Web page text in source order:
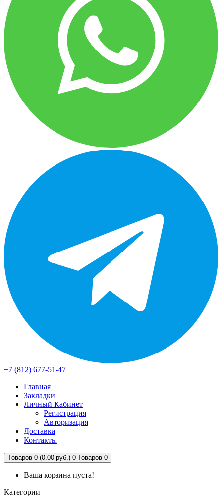
+7 (812) 677-51-47
Главная
Закладки
Личный Кабинет
Регистрация
Авторизация
Доставка
Контакты
Товаров 0 (0.00 руб.) 0 Товаров 0
Ваша корзина пуста!
Категории